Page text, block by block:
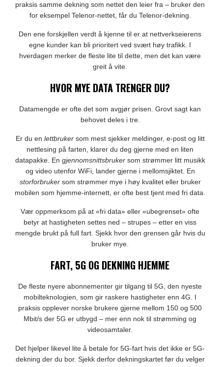
praksis samme dekning som nettet den leier fra – bruker den
for eksempel Telenor-nettet, får du Telenor-dekning.
Den ene forskjellen verdt å kjenne til er at nettverkseierens
egne kunder kan bli prioritert ved svært høy trafikk. I
hverdagen merker de fleste lite til dette, men det kan være
greit å vite.
HVOR MYE DATA TRENGER DU?
Datamengde er ofte det som avgjør prisen. Grovt sagt kan
behovet deles i tre.
Er du en lettbrukersom mest sjekker meldinger, e-post og litt
nettlesing på farten, klarer du deg gjerne med en liten
datapakke. En gjennomsnittsbrukersom strømmer litt musikk
og video utenfor WiFi, lander gjerne i mellomsjiktet. En
storforbrukersom strømmer mye i høy kvalitet eller bruker
mobilen som hjemme-internett, er ofte best tjent med fri data.
Vær oppmerksom på at «fri data» eller «ubegrenset» ofte
betyr at hastigheten settes ned – strupes – etter en viss
mengde brukt på full fart. Sjekk hvor den grensen går hvis du
bruker mye.
FART, 5G OG DEKNING HJEMME
De fleste nyere abonnementer gir tilgang til 5G, den nyeste
mobilteknologien, som gir raskere hastigheter enn 4G. I
praksis opplever norske brukere gjerne mellom 150 og 500
Mbit/s der 5G er utbygd – mer enn nok til strømming og
videosamtaler.
Det hjelper likevel lite å betale for 5G-fart hvis det ikke er 5G-
dekning der du bor. Sjekk derfor dekningskartet før du velger